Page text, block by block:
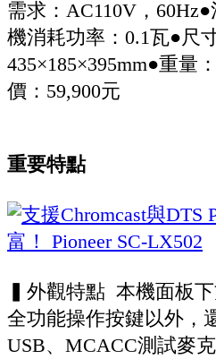
需求：AC110V，
機消耗功率：0.1瓦●尺
435×185×395mm●重量
價：59,900元
重要特點
▍外觀特點 本機面板
全功能操作按鍵以外，
USB、MCACC測試麥